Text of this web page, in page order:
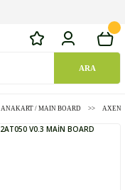
ARA
ANAKART / MAIN BOARD AXEN